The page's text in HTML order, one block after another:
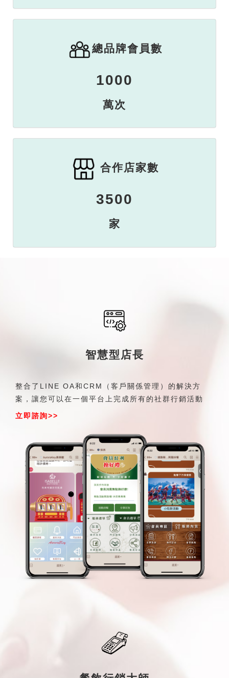
總品牌會員數
1000
萬次
合作店家數
3500
家
智慧型店長
整合了LINE OA和CRM（客戶關係管理）的解決方
案，讓您可以在一個平台上完成所有的社群行銷活動
立即諮詢>>